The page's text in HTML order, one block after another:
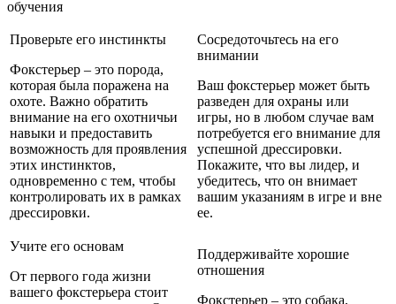
Проверьте его инстинкты
Фокстерьер – это порода,
которая была поражена на
охоте. Важно обратить
внимание на его охотничьи
навыки и предоставить
возможность для проявления
этих инстинктов,
одновременно с тем, чтобы
контролировать их в рамках
дрессировки.
Сосредоточьтесь на его
внимании
Ваш фокстерьер может быть
разведен для охраны или
игры, но в любом случае вам
потребуется его внимание для
успешной дрессировки.
Покажите, что вы лидер, и
убедитесь, что он внимает
вашим указаниям в игре и вне
ее.
Учите его основам
От первого года жизни
вашего фокстерьера стоит
Поддерживайте хорошие
отношения
Фокстерьер – это собака,